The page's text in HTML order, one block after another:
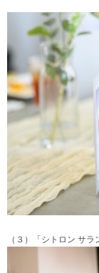
（３）「シトロン サラ